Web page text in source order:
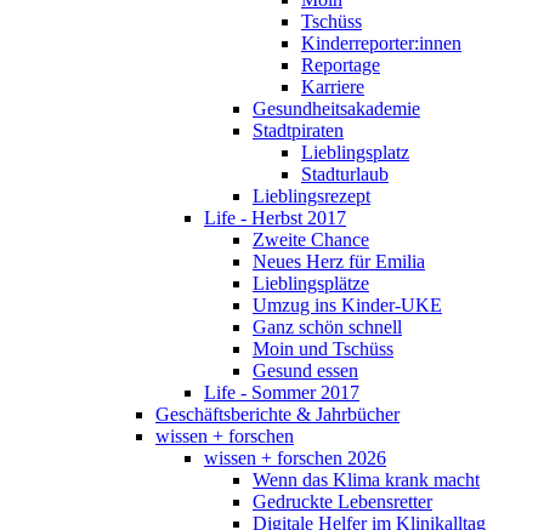
Tschüss
Kinderreporter:innen
Reportage
Karriere
Gesundheitsakademie
Stadtpiraten
Lieblingsplatz
Stadturlaub
Lieblingsrezept
Life - Herbst 2017
Zweite Chance
Neues Herz für Emilia
Lieblingsplätze
Umzug ins Kinder-UKE
Ganz schön schnell
Moin und Tschüss
Gesund essen
Life - Sommer 2017
Geschäftsberichte & Jahrbücher
wissen + forschen
wissen + forschen 2026
Wenn das Klima krank macht
Gedruckte Lebensretter
Digitale Helfer im Klinikalltag